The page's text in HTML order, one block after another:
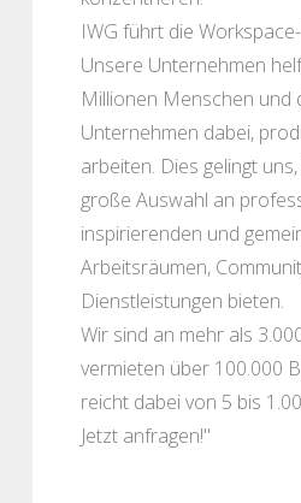
IWG führt die
Unsere Unternehmen
Millionen Menschen und
Unternehmen dabei,
arbeiten. Dies gelingt
große Auswahl an
inspirierenden und
Arbeitsräumen,
Dienstleistungen bieten.
Wir sind an mehr als
vermieten über 100.000
reicht dabei von 5 bis
Jetzt anfragen!"